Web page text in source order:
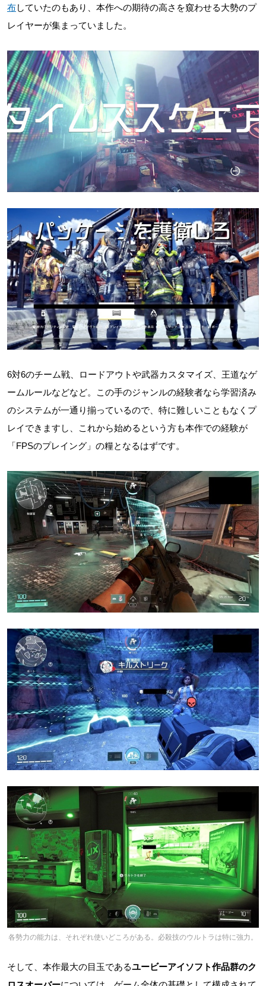
布していたのもあり、本作への期待の高さを窺わせる大勢のプ
レイヤーが集まっていました。
6対6のチーム戦、ロードアウトや武器カスタマイズ、王道なゲ
ームルールなどなど。この手のジャンルの経験者なら学習済み
のシステムが一通り揃っているので、特に難しいこともなくプ
レイできますし、これから始めるという方も本作での経験が
「FPSのプレイング」の糧となるはずです。
各勢力の能力は、それぞれ使いどころがある。必殺技のウルトラは特に強力。
そして、本作最大の目玉であるユービーアイソフト作品群のク